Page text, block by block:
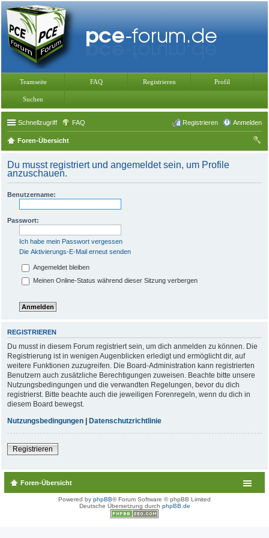
Teamseite FAQ Registrieren Profil
Suchen
Schnellzugriff FAQ Anmelden
Registrieren
Foren-Übersicht
Du musst registriert und angemeldet sein, um Profile
anzuschauen.
Benutzername:
Passwort:
Ich habe mein Passwort vergessen
Die Aktivierungs-E-Mail erneut senden
Angemeldet bleiben
Meinen Online-Status während dieser Sitzung verbergen
REGISTRIEREN
Du musst in diesem Forum registriert sein, um dich anmelden zu können. Die
Registrierung ist in wenigen Augenblicken erledigt und ermöglicht dir, auf
weitere Funktionen zuzugreifen. Die Board-Administration kann registrierten
Benutzern auch zusätzliche Berechtigungen zuweisen. Beachte bitte unsere
Nutzungsbedingungen und die verwandten Regelungen, bevor du dich
registrierst. Bitte beachte auch die jeweiligen Forenregeln, wenn du dich in
diesem Board bewegst.
Nutzungsbedingungen | Datenschutzrichtlinie
Registrieren
Foren-Übersicht
Powered by phpBB® Forum Software © phpBB Limited
Deutsche Übersetzung durch phpBB.de